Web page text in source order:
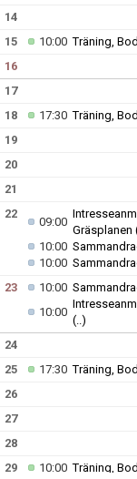
14
15
10:00Träning,
16
17
18
17:30Träning,
19
20
21
22
09:00
Gräsplanen
10:00
10:00
23
10:00
10:00
(..)
24
25
17:30Träning,
26
27
28
29
10:00Träning,